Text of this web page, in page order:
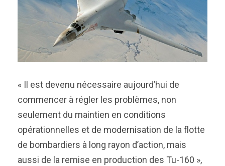
« Il est devenu nécessaire aujourd’hui de
commencer à régler les problèmes, non
seulement du maintien en conditions
opérationnelles et de modernisation de la flotte
de bombardiers à long rayon d’action, mais
aussi de la remise en production des Tu-160 »,